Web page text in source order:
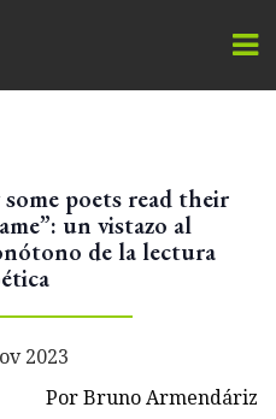
poets read their
un vistazo al
de la lectura
2023
Por Bruno Armendáriz